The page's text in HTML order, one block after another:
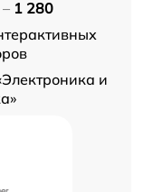
1 280
и